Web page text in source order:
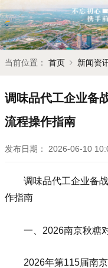
当前位置： 首页 新闻资
调味品代工企业备
流程操作指南
发布日期： 2026-06-10
调味品代工企业备
作指南
一、2026南京秋糖
2026年第115届南京